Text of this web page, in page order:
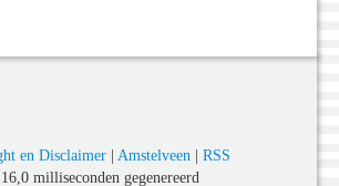
en Disclaimer| Amstelveen| RSS
milliseconden gegenereerd